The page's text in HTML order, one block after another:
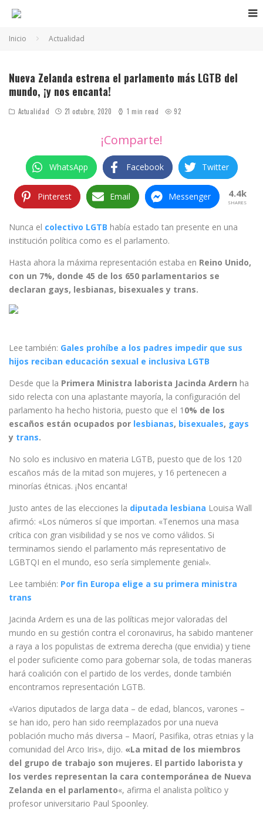
Inicio Actualidad
Nueva Zelanda estrena el parlamento más LGTB del
mundo, ¡y nos encanta!
Actualidad 21 octubre, 2020 1 min read 92
¡Comparte!
WhatsApp Facebook Twitter
Pinterest Email Messenger 4.4k
SHARES
Nunca el colectivo LGTB había estado tan presente en una
institución política como es el parlamento.
Hasta ahora la máxima representación estaba en Reino Unido,
con un 7%, donde 45 de los 650 parlamentarios se
declaran gays, lesbianas, bisexuales y trans.
Lee también: Gales prohíbe a los padres impedir que sus
hijos reciban educación sexual e inclusiva LGTB
Desde que la Primera Ministra laborista Jacinda Ardern ha
sido relecta con una aplastante mayoría, la configuración del
parlamento ha hecho historia, puesto que el 1 0% de los
escaños están ocupados por lesbianas, bisexuales, gays
y trans.
No solo es inclusivo en materia LGTB, puesto que de los 120
escaños más de la mitad son mujeres, y 16 pertenecen a
minorías étnicas. ¡Nos encanta!
Justo antes de las elecciones la diputada lesbiana Louisa Wall
afirmó: «Los números sí que importan. «Tenemos una masa
crítica con gran visibilidad y se nos ve como válidos. Si
terminamos siendo el parlamento más representativo de
LGBTQI en el mundo, eso sería simplemente genial».
Lee también: Por fin Europa elige a su primera ministra
trans
Jacinda Ardern es una de las políticas mejor valoradas del
mundo en su gestión contra el coronavirus, ha sabido mantener
a raya a los populistas de extrema derecha (que envidia) y tiene
el poder suficiente como para gobernar sola, de todas maneras
hará coalición con el partido de los verdes, donde también
encontramos representación LGTB.
«Varios diputados de larga data – de edad, blancos, varones –
se han ido, pero han sido reemplazados por una nueva
población mucho más diversa – Maorí, Pasifika, otras etnias y la
comunidad del Arco Iris», dijo. «La mitad de los miembros
del grupo de trabajo son mujeres. El partido laborista y
los verdes representan la cara contemporánea de Nueva
Zelanda en el parlamento«, afirma el analista político y
profesor universitario Paul Spoonley.